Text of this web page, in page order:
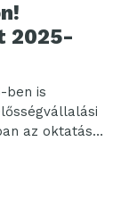
2025-
ben is
az oktatás,